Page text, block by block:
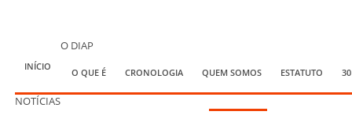
INÍCIO
O DIAP
O QUE É CRONOLOGIA QUEM SOMOS ESTATUTO
NOTÍCIAS